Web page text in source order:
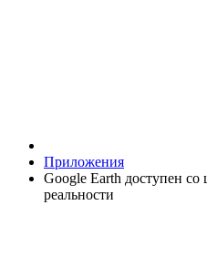
Приложения
Google Earth доступен
реальности